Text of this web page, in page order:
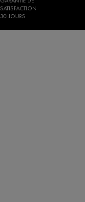
SATISFACTION
30 JOURS